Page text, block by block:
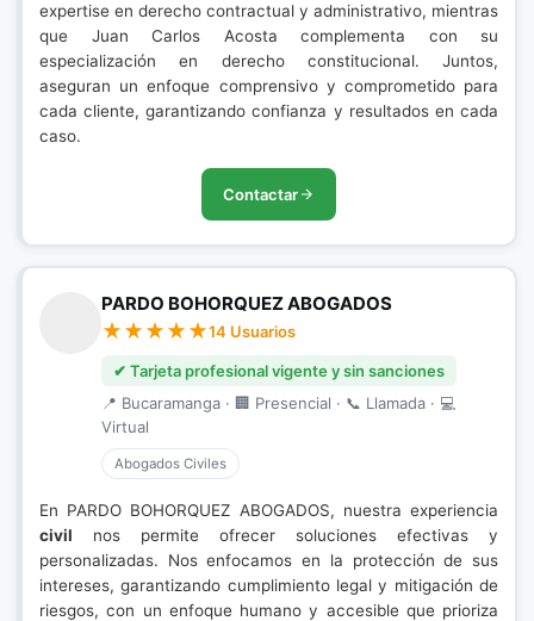
expertise en derecho contractual y administrativo, mientras
que Juan Carlos Acosta complementa con su
especialización en derecho constitucional. Juntos,
aseguran un enfoque comprensivo y comprometido para
cada cliente, garantizando confianza y resultados en cada
caso.
Contactar
PARDO BOHORQUEZ ABOGADOS
14 Usuarios
✔ Tarjeta profesional vigente y sin sanciones
📍 Bucaramanga · 🏢 Presencial · 📞 Llamada · 💻
Virtual
Abogados Civiles
En PARDO BOHORQUEZ ABOGADOS, nuestra experiencia
civil nos permite ofrecer soluciones efectivas y
personalizadas. Nos enfocamos en la protección de sus
intereses, garantizando cumplimiento legal y mitigación de
riesgos, con un enfoque humano y accesible que prioriza